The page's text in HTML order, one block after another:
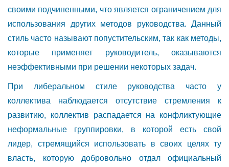
своими подчиненными, что является ограничением для
использования других методов руководства. Данный
стиль часто называют попустительским, так как методы,
которые применяет руководитель, оказываются
неэффективными при решении некоторых задач.
При либеральном стиле руководства часто у
коллектива наблюдается отсутствие стремления к
развитию, коллектив распадается на конфликтующие
неформальные группировки, в которой есть свой
лидер, стремящийся использовать в своих целях ту
власть, которую добровольно отдал официальный